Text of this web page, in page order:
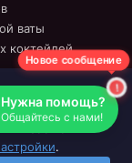
ваты
коктейлей
знаком
Co., Ltd.»
|
Нужна помощь?
Общайтесь с нами!
Новое сообщение
вам
сайтом. Вы
cookie мы
.